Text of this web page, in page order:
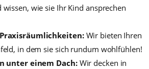
wie sie Ihr Kind ansprechen
Wir bieten Ihren
in dem sie sich rundum wohlfühlen!
unter einem Dach:Wir decken in